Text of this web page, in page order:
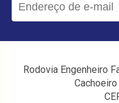
Rodovia Engenheiro